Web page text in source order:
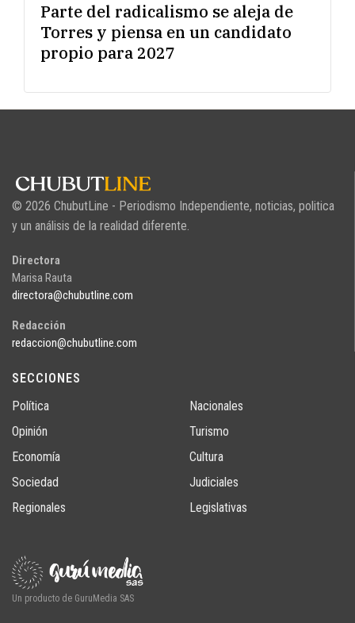
Parte del radicalismo se aleja de
Torres y piensa en un candidato
propio para 2027
© 2026 ChubutLine - Periodismo Independiente, noticias, politica
y un análisis de la realidad diferente.
Directora
Marisa Rauta
directora@chubutline.com
Redacción
redaccion@chubutline.com
SECCIONES
Política
Opinión
Economía
Sociedad
Regionales
Nacionales
Turismo
Cultura
Judiciales
Legislativas
Un producto de GuruMedia SAS